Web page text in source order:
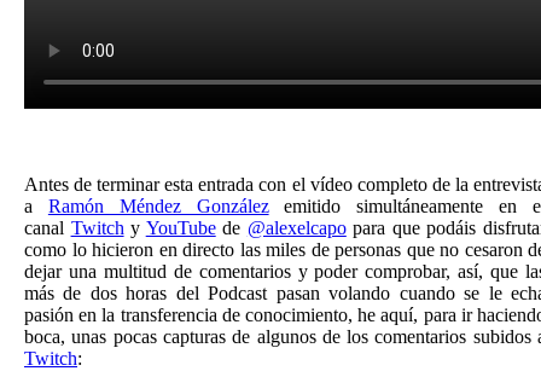
Antes de terminar esta entrada con el vídeo completo de la
a Ramón Méndez Gonzálezemitido simultáneamente en
canal Twitchy YouTubede @alexelcapopara que podáis
como lo hicieron en directo las miles de personas que no cesaron
dejar una multitud de comentarios y poder comprobar, así, que
más de dos horas del Podcast pasan volando cuando se le
pasión en la transferencia de conocimiento, he aquí, para ir
boca, unas pocas capturas de algunos de los comentarios subidos
Twitch: